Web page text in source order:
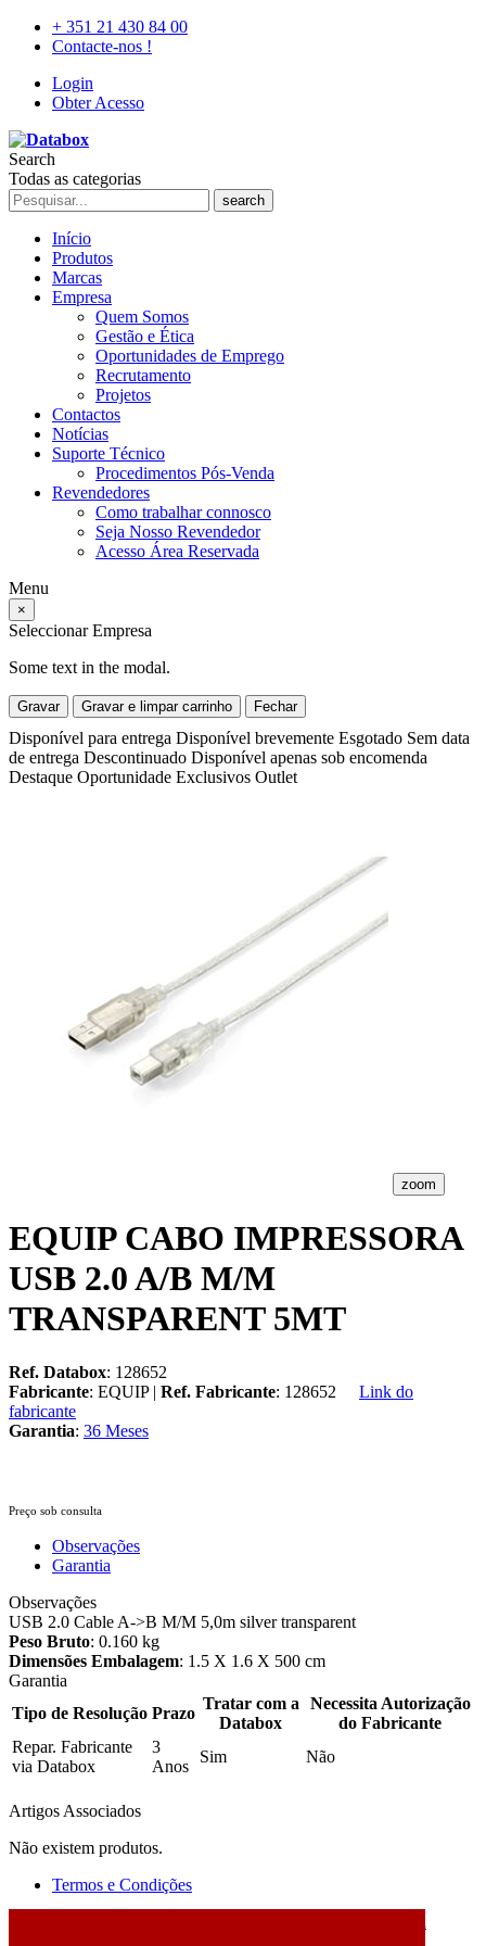
+ 351 21 430 84 00
Contacte-nos !
Login
Obter Acesso
Search
Todas as categorias
search
Início
Produtos
Marcas
Empresa
Quem Somos
Gestão e Ética
Oportunidades de Emprego
Recrutamento
Projetos
Contactos
Notícias
Suporte Técnico
Procedimentos Pós-Venda
Revendedores
Como trabalhar connosco
Seja Nosso Revendedor
Acesso Área Reservada
Menu
×
Seleccionar Empresa
Some text in the modal.
Gravar Gravar e limpar carrinho Fechar
Disponível para entrega Disponível brevemente Esgotado Sem data
de entrega Descontinuado Disponível apenas sob encomenda
Destaque Oportunidade Exclusivos Outlet
zoom
EQUIP CABO IMPRESSORA
USB 2.0 A/B M/M
TRANSPARENT 5MT
Ref. Databox: 128652
Fabricante: EQUIP | Ref. Fabricante: 128652
Link do
fabricante
Garantia: 36 Meses
Preço sob consulta
Observações
Garantia
Observações
USB 2.0 Cable A->B M/M 5,0m silver transparent
Peso Bruto: 0.160 kg
Dimensões Embalagem: 1.5 X 1.6 X 500 cm
Garantia
Tipo de Resolução Prazo
Tratar com a
Databox
Necessita Autorização
do Fabricante
Repar. Fabricante
via Databox
3
Anos
Sim Não
Artigos Associados
Não existem produtos.
Termos e Condições